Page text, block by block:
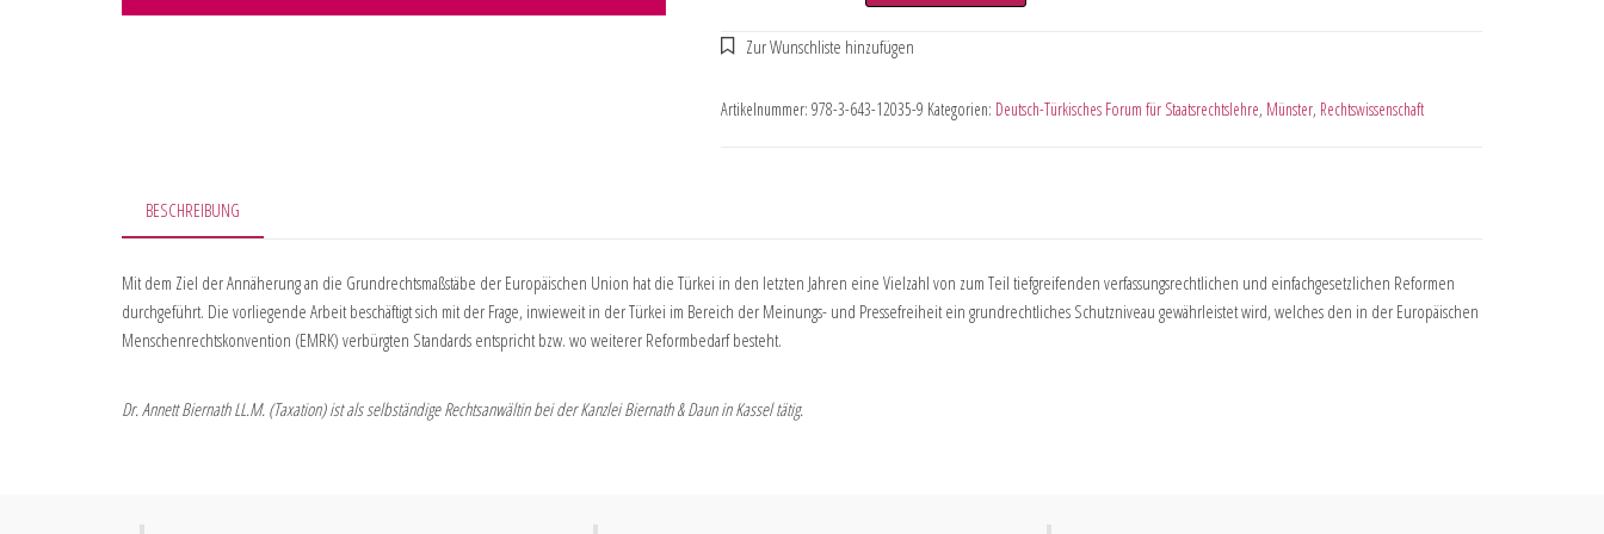
Artikelnummer: 978-3-643-12035-9 Kategorien: Deutsch-Türkisches Forum für Staatsrechtslehre, Münster, Rechtswissenschaft
BESCHREIBUNG
Mit dem Ziel der Annäherung an die Grundrechtsmaßstäbe der Europäischen Union hat die Türkei in den letzten Jahren eine Vielzahl von zum Teil tiefgreifenden verfassungsrechtlichen und einfachgesetzlichen Reformen
durchgeführt. Die vorliegende Arbeit beschäftigt sich mit der Frage, inwieweit in der Türkei im Bereich der Meinungs- und Pressefreiheit ein grundrechtliches Schutzniveau gewährleistet wird, welches den in der Europäischen
Menschenrechtskonvention (EMRK) verbürgten Standards entspricht bzw. wo weiterer Reformbedarf besteht.
Dr. Annett Biernath LL.M. (Taxation) ist als selbständige Rechtsanwältin bei der Kanzlei Biernath & Daun in Kassel tätig.